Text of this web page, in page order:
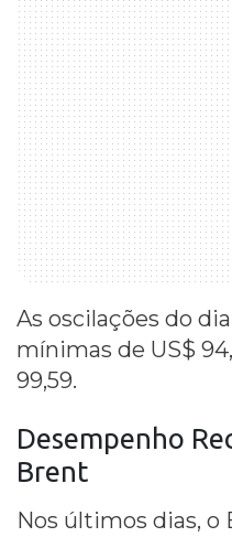
As oscilações do
mínimas de US$
99,59.
Desempenho
Brent
Nos últimos dias,